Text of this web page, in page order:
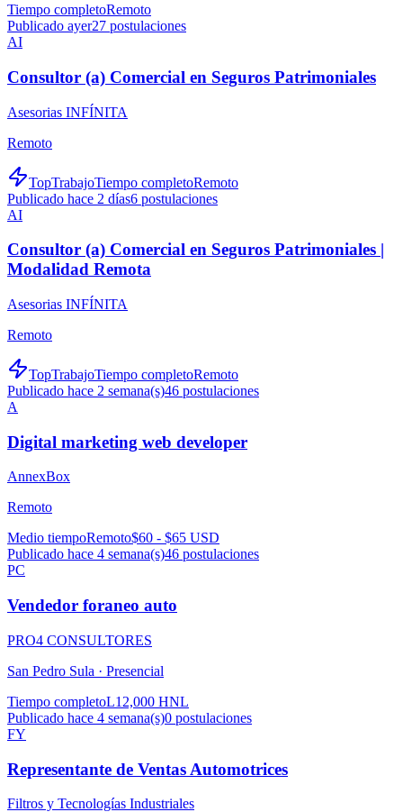
Tiempo completoRemoto
Publicado ayer27 postulaciones
AI
Consultor (a) Comercial en Seguros Patrimoniales
Asesorias INFÍNITA
Remoto
TopTrabajoTiempo completoRemoto
Publicado hace 2 días6 postulaciones
AI
Consultor (a) Comercial en Seguros Patrimoniales |
Modalidad Remota
Asesorias INFÍNITA
Remoto
TopTrabajoTiempo completoRemoto
Publicado hace 2 semana(s)46 postulaciones
A
Digital marketing web developer
AnnexBox
Remoto
Medio tiempoRemoto$60 - $65 USD
Publicado hace 4 semana(s)46 postulaciones
PC
Vendedor foraneo auto
PRO4 CONSULTORES
San Pedro Sula · Presencial
Tiempo completoL12,000 HNL
Publicado hace 4 semana(s)0 postulaciones
FY
Representante de Ventas Automotrices
Filtros y Tecnologías Industriales